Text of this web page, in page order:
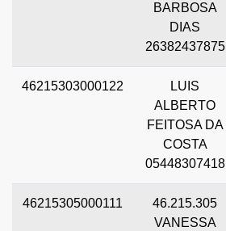
BARBOSA
DIAS
26382437875
46215303000122
LUIS
ALBERTO
FEITOSA DA
COSTA
05448307418
46215305000111
46.215.305
VANESSA